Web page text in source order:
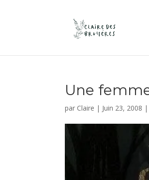
Une
par Claire | Juin 23, 2008 |